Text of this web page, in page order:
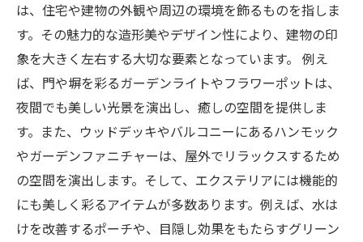
は、住宅や建物の外観や周辺の環境を飾るものを指しま
す。その魅力的な造形美やデザイン性により、建物の印
象を大きく左右する大切な要素となっています。 例え
ば、門や塀を彩るガーデンライトやフラワーポットは、
夜間でも美しい光景を演出し、癒しの空間を提供しま
す。また、ウッドデッキやバルコニーにあるハンモック
やガーデンファニチャーは、屋外でリラックスするため
の空間を演出します。そして、エクステリアには機能的
にも美しく彩るアイテムが多数あります。例えば、水は
けを改善するポーチや、目隠し効果をもたらすグリーン